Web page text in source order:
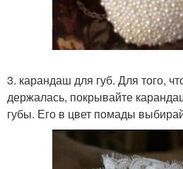
3. карандаш для губ. Для того,
держалась, покрывайте
губы. Его в цвет помады